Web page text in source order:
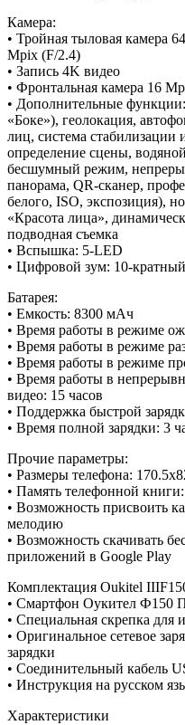
Камера:
• Тройная тыловая камера
Mpix (F/2.4)
• Запись 4K видео
• Фронтальная камера 16
• Дополнительные
«Боке»), геолокация,
лиц, система стабилизации
определение сцены,
бесшумный режим,
панорама, QR-сканер,
белого, ISO, экспозиция),
«Красота лица»,
подводная съемка
• Вспышка: 5-LED
• Цифровой зум: 10-кратный
Батарея:
• Емкость: 8300 мАч
• Время работы в режиме
• Время работы в режиме
• Время работы в режиме
• Время работы в
видео: 15 часов
• Поддержка быстрой
• Время полной зарядки: 3
Прочие параметры:
• Размеры телефона:
• Память телефонной
• Возможность присвоить
мелодию
• Возможность скачивать
приложений в Google Play
Комплектация Oukitel
• Смартфон Оукител Ф150
• Специальная скрепка для
• Оригинальное сетевое
зарядки
• Соединительный кабель
• Инструкция на русском
Характеристики